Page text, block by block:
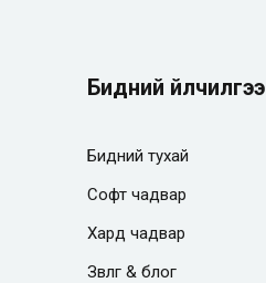
Бидний үйлчилгээ
Бидний тухай
Софт чадвар
Хард чадвар
Зөвлөгөө & блог